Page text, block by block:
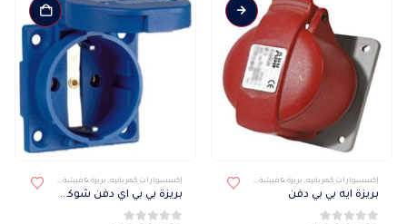
إكسسوارات كهربائيه, بريزة & فيشة, بريزة دفن
بريزة ايه بي بي دفن
إكسسوارات كهربائيه, بريزة & فيشة, بريزة دفن
بريزة بي بي اي دفن شوكو 16 امبير